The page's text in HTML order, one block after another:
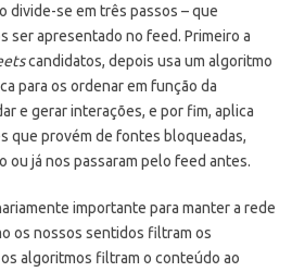
divide-se em três passos – que
ser apresentado no feed. Primeiro a
candidatos, depois usa um algoritmo
para os ordenar em função da
e gerar interações, e por fim, aplica
que provém de fontes bloqueadas,
ou já nos passaram pelo feed antes.
importante para manter a rede
os nossos sentidos filtram os
algoritmos filtram o conteúdo ao